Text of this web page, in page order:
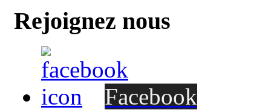
Rejoignez nous
Facebook